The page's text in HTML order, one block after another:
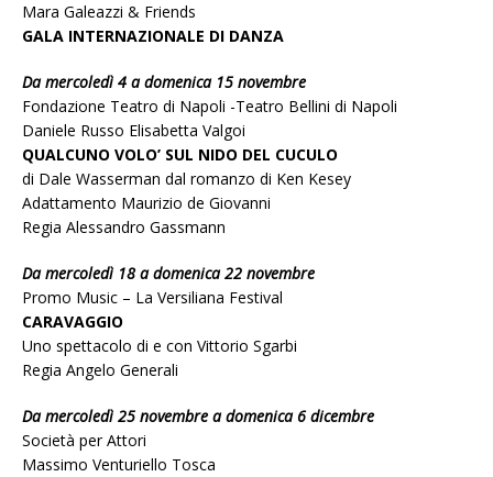
Mara Galeazzi & Friends
GALA INTERNAZIONALE DI DANZA
Da mercoledì 4 a domenica 15 novembre
Fondazione Teatro di Napoli -Teatro Bellini di Napoli
Daniele Russo Elisabetta Valgoi
QUALCUNO VOLO’ SUL NIDO DEL CUCULO
di Dale Wasserman dal romanzo di Ken Kesey
Adattamento Maurizio de Giovanni
Regia Alessandro Gassmann
Da mercoledì 18 a domenica 22 novembre
Promo Music – La Versiliana Festival
CARAVAGGIO
Uno spettacolo di e con Vittorio Sgarbi
Regia Angelo Generali
Da mercoledì 25 novembre a domenica 6 dicembre
Società per Attori
Massimo Venturiello Tosca